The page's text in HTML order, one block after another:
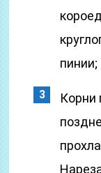
пинии;
Корни